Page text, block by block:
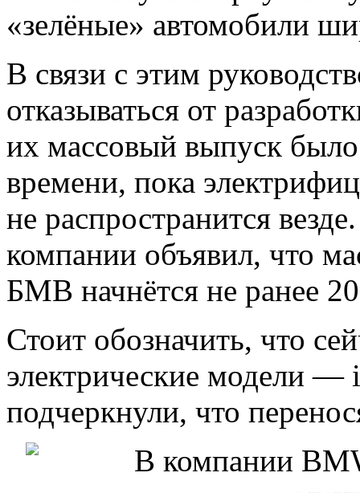
«зелёные» автомобили
В связи с этим
отказываться от
их массовый выпуск
времени, пока
не распространится
компании объявил, что
БМВ начнётся не ранее
Стоит обозначить, что
электрические модели
подчеркнули, что